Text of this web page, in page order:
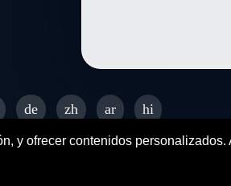
y ofrecer contenidos
de zh ar
hi
- All rights reserved